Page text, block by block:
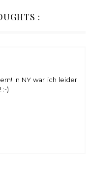
:
In NY war ich leider
:-)